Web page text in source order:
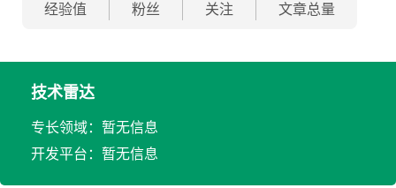
经验值 粉丝 关注 文章总量
技术雷达
专长领域：暂无信息
开发平台：暂无信息